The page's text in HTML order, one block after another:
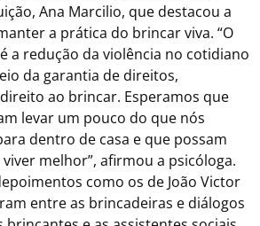
Ana Marcilio, que destacou a
a prática do brincar viva. “O
a redução da violência no cotidiano
da garantia de direitos,
ao brincar. Esperamos que
levar um pouco do que nós
dentro de casa e que possam
melhor”, afirmou a psicóloga.
como os de João Victor
entre as brincadeiras e diálogos